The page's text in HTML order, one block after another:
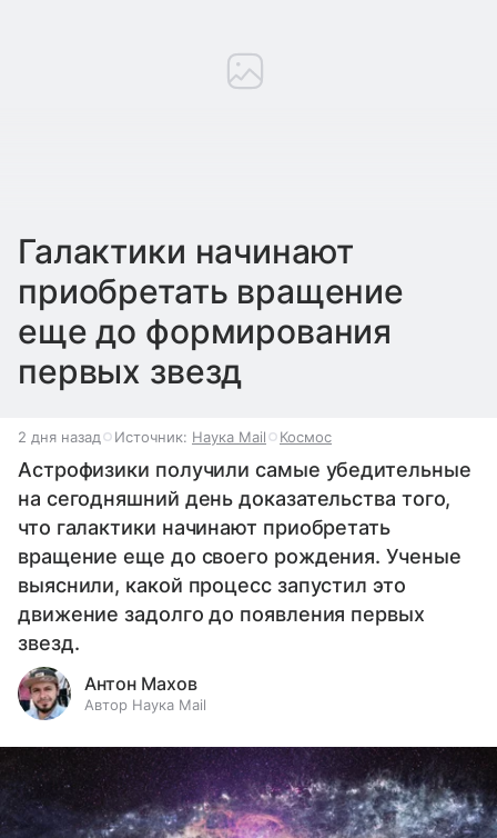
Галактики начинают
приобретать вращение
еще до формирования
первых звезд
2 дня назад Источник: Наука Mail Космос
Астрофизики получили самые убедительные
на сегодняшний день доказательства того,
что галактики начинают приобретать
вращение еще до своего рождения. Ученые
выяснили, какой процесс запустил это
движение задолго до появления первых
звезд.
Антон Махов
Автор Наука Mail